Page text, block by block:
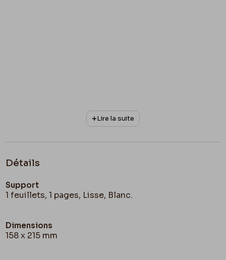
Lire la suite
Détails
Support
1 feuillets, 1 pages, Lisse, Blanc.
Dimensions
158 x 215 mm